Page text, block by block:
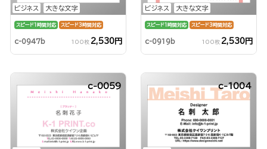
ビジネス 大きな文字
スピード1時間対応 スピード3時間対応
c-0947b 100枚 2,530円
ビジネス 大きな文字
スピード1時間対応 スピード3時間対応
c-0919b 100枚 2,530円
c-0059 c-1004